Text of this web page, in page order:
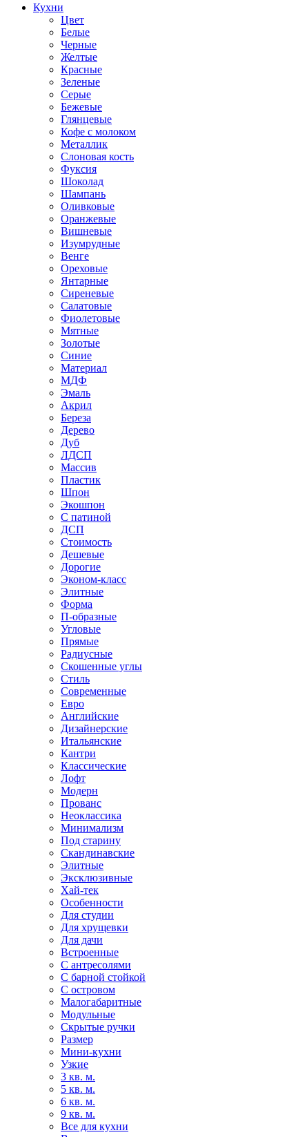
Кухни
Цвет
Белые
Черные
Желтые
Красные
Зеленые
Серые
Бежевые
Глянцевые
Кофе с молоком
Металлик
Слоновая кость
Фуксия
Шоколад
Шампань
Оливковые
Оранжевые
Вишневые
Изумрудные
Венге
Ореховые
Янтарные
Сиреневые
Салатовые
Фиолетовые
Мятные
Золотые
Синие
Материал
МДФ
Эмаль
Акрил
Береза
Дерево
Дуб
ЛДСП
Массив
Пластик
Шпон
Экошпон
С патиной
ДСП
Стоимость
Дешевые
Дорогие
Эконом-класс
Элитные
Форма
П-образные
Угловые
Прямые
Радиусные
Скошенные углы
Стиль
Современные
Евро
Английские
Дизайнерские
Итальянские
Кантри
Классические
Лофт
Модерн
Прованс
Неоклассика
Минимализм
Под старину
Скандинавские
Элитные
Эксклюзивные
Хай-тек
Особенности
Для студии
Для хрущевки
Для дачи
Встроенные
С антресолями
С барной стойкой
С островом
Малогабаритные
Модульные
Скрытые ручки
Размер
Мини-кухни
Узкие
3 кв. м.
5 кв. м.
6 кв. м.
9 кв. м.
Все для кухни